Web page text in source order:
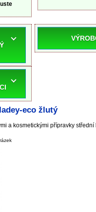
eco žlutý
a kosmetickými přípravky střední